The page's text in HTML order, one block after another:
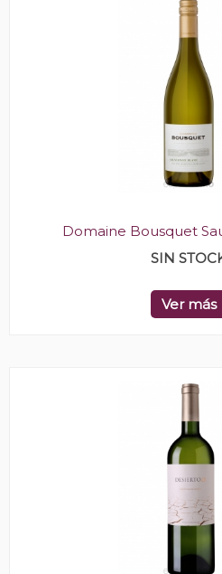
Domaine Bousquet
SIN
Ver más